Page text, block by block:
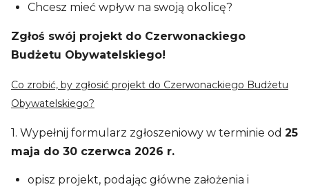
Chcesz mieć wpływ na swoją okolicę?
Zgłoś swój projekt do Czerwonackiego
Budżetu Obywatelskiego!
Co zrobić, by zgłosić projekt do Czerwonackiego Budżetu
Obywatelskiego?
1. Wypełnij formularz zgłoszeniowy w terminie od 25
maja do 30 czerwca 2026 r.
opisz projekt, podając główne założenia i